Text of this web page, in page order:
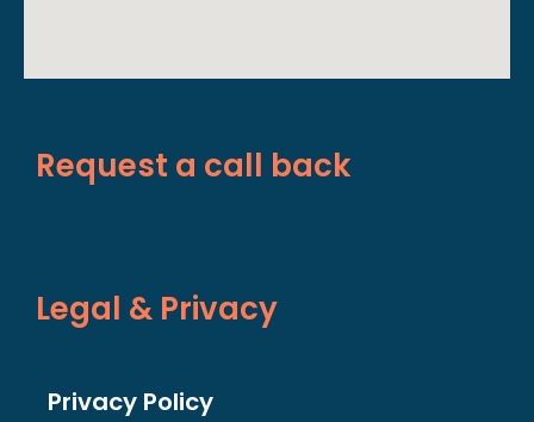
Request a call back
Legal & Privacy
Privacy Policy